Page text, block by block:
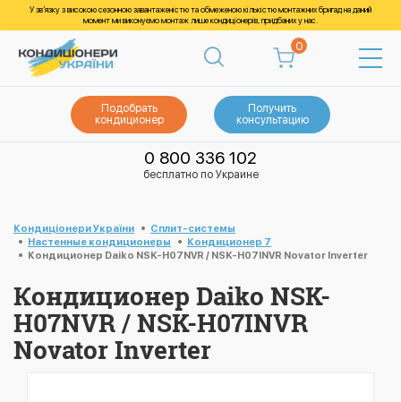
У зв’язку з високою сезонною завантаженістю та обмеженою кількістю монтажних бригад на даний
момент ми виконуємо монтаж лише кондиціонерів, придбаних у нас.
0
Подобрать
кондиционер
Получить
консультацию
0 800 336 102
бесплатно по Украине
Кондиціонери України
Cплит-системы
Настенные кондиционеры
Кондиционер 7
Кондиционер Daiko NSK-H07NVR / NSK-H07INVR Novator Inverter
Кондиционер Daiko NSK-
H07NVR / NSK-H07INVR
Novator Inverter